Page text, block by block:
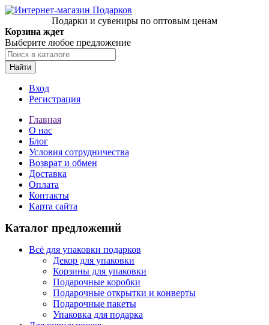
Подарки и сувениры по оптовым ценам
Корзина ждет
Выберите любое предложение
Найти
Вход
Регистрация
Главная
О нас
Блог
Условия сотрудничества
Возврат и обмен
Доставка
Оплата
Контакты
Карта сайта
Каталог предложений
Всё для упаковки подарков
Декор для упаковки
Корзины для упаковки
Подарочные коробки
Подарочные открытки и конверты
Подарочные пакеты
Упаковка для подарка